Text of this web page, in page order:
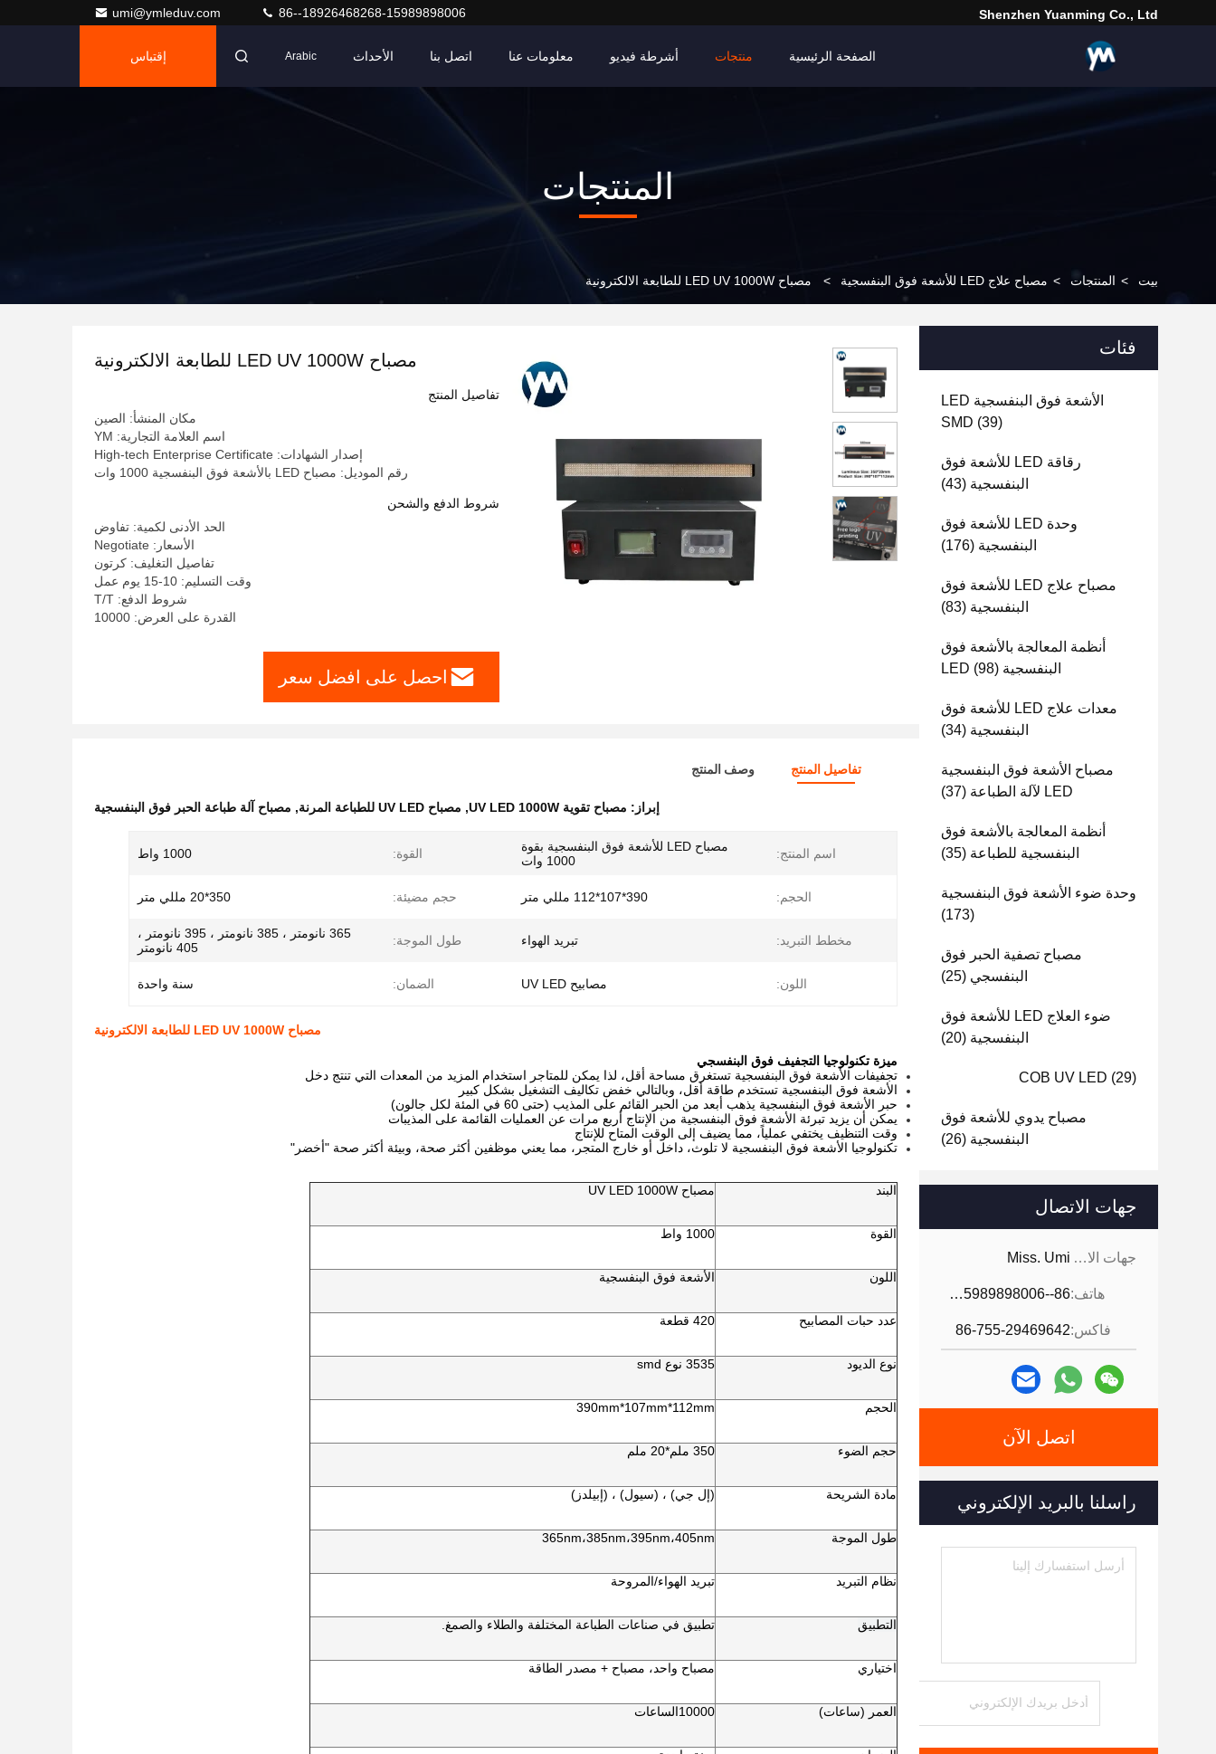
Shenzhen Yuanming Co., Ltd
umi@ymleduv.com 86--18926468268-15989898006
الصفحة الرئيسية منتجات أشرطة فيديو معلومات عنا اتصل بنا الأحداث Arabic إقتباس
المنتجات
بيت > المنتجات > مصباح علاج LED للأشعة فوق البنفسجية > مصباح LED UV 1000W للطابعة الالكترونية
فئات
الأشعة فوق البنفسجية LED
SMD (39)
رقاقة LED للأشعة فوق
البنفسجية (43)
وحدة LED للأشعة فوق
البنفسجية (176)
مصباح علاج LED للأشعة فوق
البنفسجية (83)
أنظمة المعالجة بالأشعة فوق
البنفسجية LED (98)
معدات علاج LED للأشعة فوق
البنفسجية (34)
مصباح الأشعة فوق البنفسجية
LED لآلة الطباعة
(37)
أنظمة المعالجة بالأشعة فوق
البنفسجية للطباعة (35)
وحدة ضوء الأشعة فوق البنفسجية
(173)
مصباح تصفية الحبر فوق
البنفسجي (25)
ضوء العلاج LED للأشعة فوق
البنفسجية (20)
COB UV LED (29)
مصباح يدوي للأشعة فوق
البنفسجية (26)
جهات الاتصال
جهات الاتصال: Miss. Umi
هاتف: 86--18926468268-15989898006
فاكس:86-755-29469642
اتصل الآن
راسلنا بالبريد الإلكتروني
مصباح LED UV 1000W للطابعة الالكترونية
تفاصيل المنتج
مكان المنشأ: الصين
اسم العلامة التجارية: YM
إصدار الشهادات: High-tech Enterprise Certificate
رقم الموديل: مصباح LED بالأشعة فوق البنفسجية 1000 وات
شروط الدفع والشحن
الحد الأدنى لكمية: تفاوض
الأسعار: Negotiate
تفاصيل التغليف: كرتون
وقت التسليم: 10-15 يوم عمل
شروط الدفع: T/T
القدرة على العرض: 10000
احصل على افضل سعر
تفاصيل المنتج وصف المنتج
إبراز: مصباح تقوية UV LED 1000W , مصباح UV LED للطباعة المرنة , مصباح آلة طباعة الحبر فوق البنفسجية
اسم المنتج:
مصباح LED للأشعة فوق البنفسجية بقوة
1000 وات
القوة: 1000 واط
الحجم: 390*107*112 مللي متر حجم مضيئة: 350*20 مللي متر
مخطط التبريد: تبريد الهواء طول الموجة:
365 نانومتر ، 385 نانومتر ، 395 نانومتر ،
405 نانومتر
اللون: مصابيح UV LED الضمان: سنة واحدة
مصباح LED UV 1000W للطابعة الالكترونية
ميزة تكنولوجيا التجفيف فوق البنفسجي
تجفيفات الأشعة فوق البنفسجية تستغرق مساحة أقل، لذا يمكن للمتاجر استخدام المزيد من المعدات التي تنتج دخل
الأشعة فوق البنفسجية تستخدم طاقة أقل، وبالتالي خفض تكاليف التشغيل بشكل كبير
حبر الأشعة فوق البنفسجية يذهب أبعد من الحبر القائم على المذيب (حتى 60 في المئة لكل جالون)
يمكن أن يزيد تبرئة الأشعة فوق البنفسجية من الإنتاج أربع مرات عن العمليات القائمة على المذيبات
وقت التنظيف يختفي عملياً، مما يضيف إلى الوقت المتاح للإنتاج
تكنولوجيا الأشعة فوق البنفسجية لا تلوث، داخل أو خارج المتجر، مما يعني موظفين أكثر صحة، وبيئة أكثر صحة "أخضر"
البند مصباح UV LED 1000W
القوة 1000 واط
اللون الأشعة فوق البنفسجية
عدد حبات المصابيح 420 قطعة
نوع الديود 3535 نوع smd
الحجم 390mm*107mm*112mm
حجم الضوء 350 ملم*20 ملم
مادة الشريحة (إل جي) ، (سيول) ، (إبيلدز)
طول الموجة 365nm،385nm،395nm،405nm
نظام التبريد تبريد الهواء/المروحة
التطبيق تطبيق في صناعات الطباعة المختلفة والطلاء والصمغ.
اختياري مصباح واحد، مصباح + مصدر الطاقة
العمر (ساعات) 10000الساعات